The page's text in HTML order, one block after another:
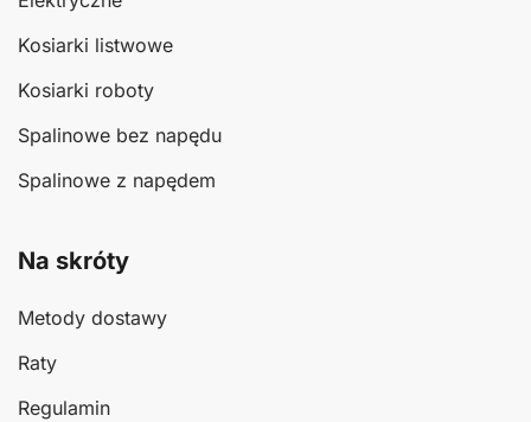
Kosiarki listwowe
Kosiarki roboty
Spalinowe bez napędu
Spalinowe z napędem
Na skróty
Metody dostawy
Raty
Regulamin